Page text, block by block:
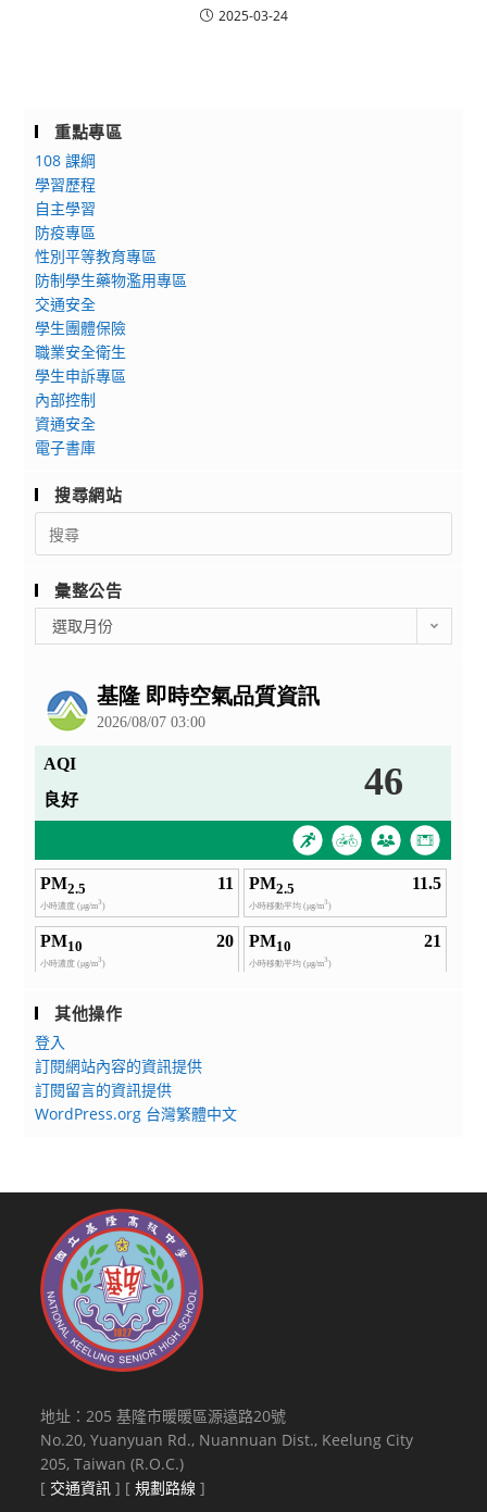
2025-03-24
重點專區
108 課綱
學習歷程
自主學習
防疫專區
性別平等教育專區
防制學生藥物濫用專區
交通安全
學生團體保險
職業安全衛生
學生申訴專區
內部控制
資通安全
電子書庫
搜尋網站
Search
for:
彙整公告
整
選取月份
其他操作
登入
訂閱網站內容的資訊提供
訂閱留言的資訊提供
WordPress.org 台灣繁體中文
地址：205 基隆市暖暖區源遠路20號
No.20, Yuanyuan Rd., Nuannuan Dist., Keelung City
205, Taiwan (R.O.C.)
[ 交通資訊 ] [規劃路線 ]